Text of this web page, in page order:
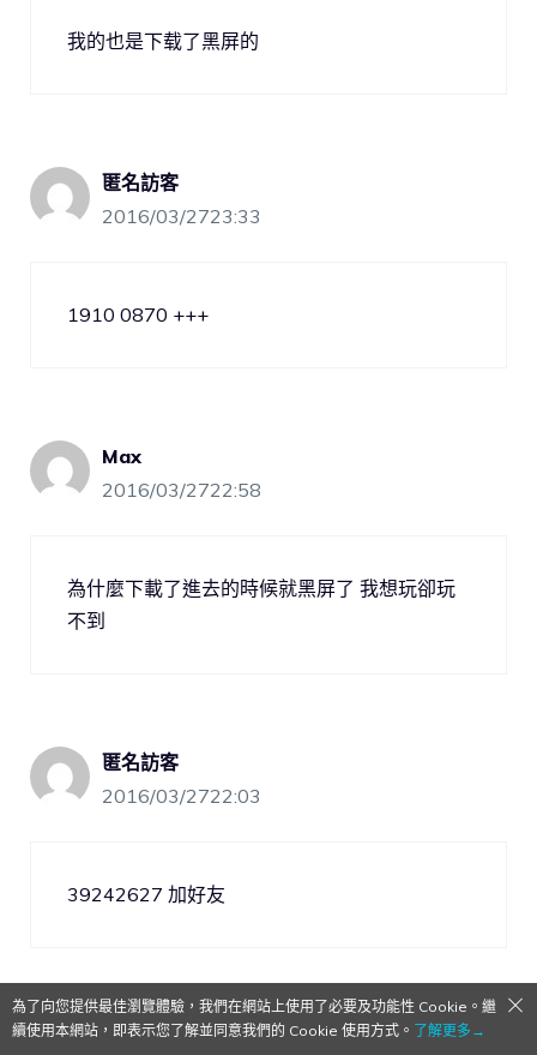
我的也是下载了黑屏的
匿名訪客
2016/03/2723:33
1910 0870 +++
Max
2016/03/2722:58
為什麼下載了進去的時候就黑屏了 我想玩卻玩
不到
匿名訪客
2016/03/2722:03
39242627 加好友
蕾希斯
為了向您提供最佳瀏覽體驗，我們在網站上使用了必要及功能性 Cookie。繼
續使用本網站，即表示您了解並同意我們的 Cookie 使用方式。 了解更多→